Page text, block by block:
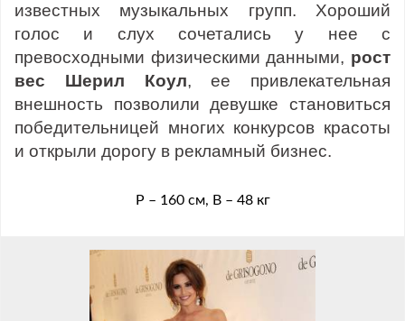
известных музыкальных групп. Хороший
голос и слух сочетались у нее с
превосходными физическими данными, рост
вес Шерил Коул, ее привлекательная
внешность позволили девушке становиться
победительницей многих конкурсов красоты
и открыли дорогу в рекламный бизнес.
Р – 160 см, В – 48 кг